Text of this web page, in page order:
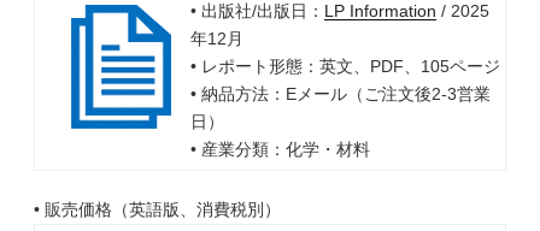
• 出版社/出版日： LP Information / 2025
年12月
• レポート形態：英文、PDF、105ページ
• 納品方法：Eメール（ご注文後2-3営業
日）
• 産業分類：化学・材料
• 販売価格（英語版、消費税別）